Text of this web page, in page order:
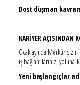
Dost düşman
KARİYER AÇISINDAN
Ocak ayında Merkür
iş bağlantılarınızı
Yeni başlangıçlar